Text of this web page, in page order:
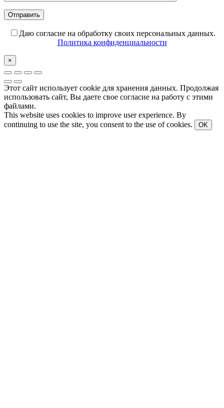
Даю согласие на обработку своих персональных данных.
Политика конфиденциальности
×
Этот сайт использует cookie для хранения данных. Продолжая
использовать сайт, Вы даете свое согласие на работу с этими
файлами.
This website uses cookies to improve user experience. By
continuing to use the site, you consent to the use of cookies.
OK